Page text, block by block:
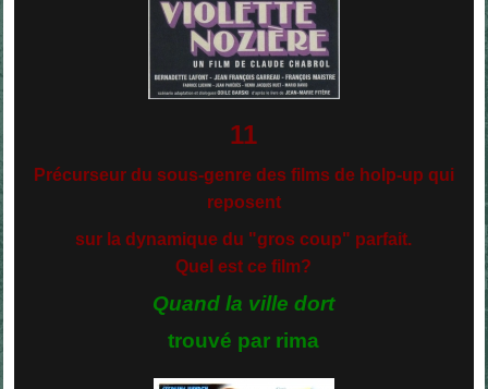
11
Précurseur du sous-genre des films de holp-up qui
reposent
sur la dynamique du "gros coup" parfait.
Quel est ce film?
Quand la ville dort
trouvé par rima